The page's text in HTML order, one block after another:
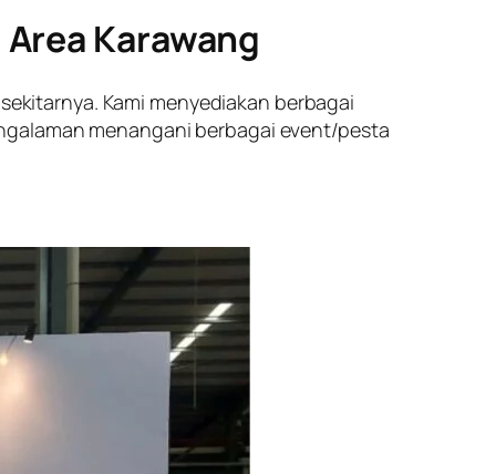
Karawang
Kami menyediakan berbagai
menangani berbagai event/pesta